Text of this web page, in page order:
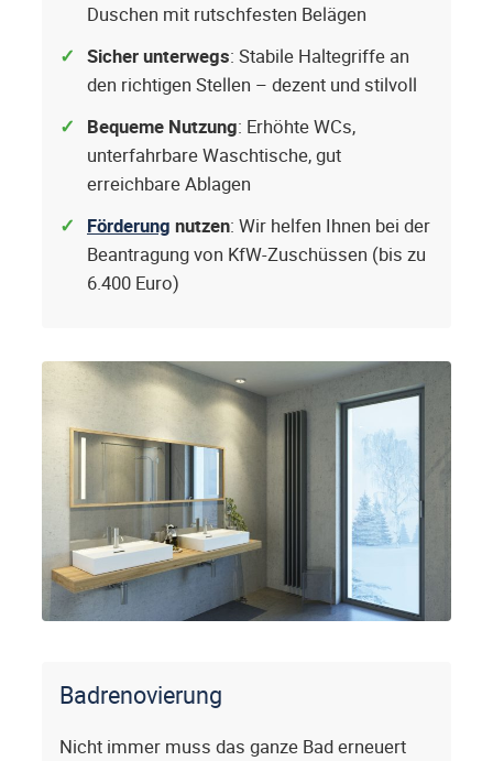
Duschen mit rutschfesten Belägen
Sicher unterwegs: Stabile Haltegriffe an
den richtigen Stellen – dezent und stilvoll
Bequeme Nutzung: Erhöhte WCs,
unterfahrbare Waschtische, gut
erreichbare Ablagen
Förderung nutzen: Wir helfen Ihnen bei der
Beantragung von KfW-Zuschüssen (bis zu
6.400 Euro)
Badrenovierung
Nicht immer muss das ganze Bad erneuert